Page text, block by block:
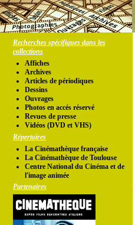
Recherches spécifiques dans les
collections
Affiches
Archives
Articles de périodiques
Dessins
Ouvrages
Photos en accés réservé
Revues de presse
Vidéos (DVD et VHS)
Répertoires
La Cinémathèque française
La Cinémathèque de Toulouse
Centre National du Cinéma et de
l'image animée
Partenaires